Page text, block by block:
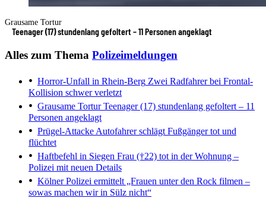
Grausame Tortur
Teenager (17) stundenlang gefoltert – 11 Personen angeklagt
Alles zum Thema Polizeimeldungen
Horror-Unfall in Rhein-Berg Zwei Radfahrer bei Frontal-
Kollision schwer verletzt
Grausame TorturTeenager (17) stundenlang gefoltert – 11
Personen angeklagt
Prügel-Attacke Autofahrer schlägt Fußgänger tot und
flüchtet
Haftbefehl in Siegen Frau (†22) tot in der Wohnung –
Polizei mit neuen Details
Kölner Polizei ermittelt „Frauen unter den Rock filmen –
sowas machen wir in Sülz nicht“